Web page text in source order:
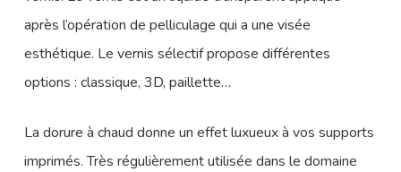
après l’opération de pelliculage qui a une visée
esthétique. Le vernis sélectif propose différentes
options : classique, 3D, paillette…
La dorure à chaud donne un effet luxueux à vos supports
imprimés. Très régulièrement utilisée dans le domaine